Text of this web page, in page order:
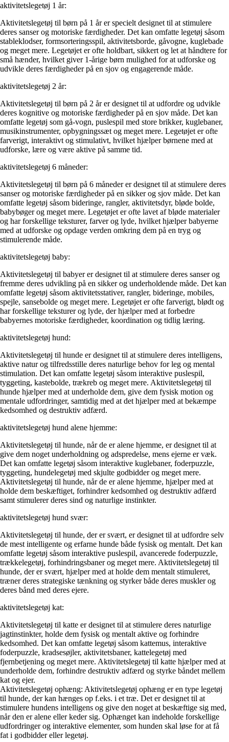
aktivitetslegetøj 1 år:
Aktivitetslegetøj til børn på 1 år er specielt designet til at stimulere
deres sanser og motoriske færdigheder. Det kan omfatte legetøj såsom
stableklodser, formsorteringsspil, aktivitetsborde, gåvogne, kuglebade
og meget mere. Legetøjet er ofte holdbart, sikkert og let at håndtere for
små hænder, hvilket giver 1-årige børn mulighed for at udforske og
udvikle deres færdigheder på en sjov og engagerende måde.
aktivitetslegetøj 2 år:
Aktivitetslegetøj til børn på 2 år er designet til at udfordre og udvikle
deres kognitive og motoriske færdigheder på en sjov måde. Det kan
omfatte legetøj som gå-vogn, puslespil med store brikker, kuglebaner,
musikinstrumenter, opbygningssæt og meget mere. Legetøjet er ofte
farverigt, interaktivt og stimulativt, hvilket hjælper børnene med at
udforske, lære og være aktive på samme tid.
aktivitetslegetøj 6 måneder:
Aktivitetslegetøj til børn på 6 måneder er designet til at stimulere deres
sanser og motoriske færdigheder på en sikker og sjov måde. Det kan
omfatte legetøj såsom bideringe, rangler, aktivitetsdyr, bløde bolde,
babybøger og meget mere. Legetøjet er ofte lavet af bløde materialer
og har forskellige teksturer, farver og lyde, hvilket hjælper babyerne
med at udforske og opdage verden omkring dem på en tryg og
stimulerende måde.
aktivitetslegetøj baby:
Aktivitetslegetøj til babyer er designet til at stimulere deres sanser og
fremme deres udvikling på en sikker og underholdende måde. Det kan
omfatte legetøj såsom aktivitetsstativer, rangler, bideringe, mobiles,
spejle, sansebolde og meget mere. Legetøjet er ofte farverigt, blødt og
har forskellige teksturer og lyde, der hjælper med at forbedre
babyernes motoriske færdigheder, koordination og tidlig læring.
aktivitetslegetøj hund:
Aktivitetslegetøj til hunde er designet til at stimulere deres intelligens,
aktive natur og tilfredsstille deres naturlige behov for leg og mental
stimulation. Det kan omfatte legetøj såsom interaktive puslespil,
tyggeting, kastebolde, trækreb og meget mere. Aktivitetslegetøj til
hunde hjælper med at underholde dem, give dem fysisk motion og
mentale udfordringer, samtidig med at det hjælper med at bekæmpe
kedsomhed og destruktiv adfærd.
aktivitetslegetøj hund alene hjemme:
Aktivitetslegetøj til hunde, når de er alene hjemme, er designet til at
give dem noget underholdning og adspredelse, mens ejerne er væk.
Det kan omfatte legetøj såsom interaktive kuglebaner, foderpuzzle,
tyggeting, hundelegetøj med skjulte godbidder og meget mere.
Aktivitetslegetøj til hunde, når de er alene hjemme, hjælper med at
holde dem beskæftiget, forhindrer kedsomhed og destruktiv adfærd
samt stimulerer deres sind og naturlige instinkter.
aktivitetslegetøj hund svær:
Aktivitetslegetøj til hunde, der er svært, er designet til at udfordre selv
de mest intelligente og erfarne hunde både fysisk og mentalt. Det kan
omfatte legetøj såsom interaktive puslespil, avancerede foderpuzzle,
trækkelegetøj, forhindringsbaner og meget mere. Aktivitetslegetøj til
hunde, der er svært, hjælper med at holde dem mentalt stimuleret,
træner deres strategiske tænkning og styrker både deres muskler og
deres bånd med deres ejere.
aktivitetslegetøj kat:
Aktivitetslegetøj til katte er designet til at stimulere deres naturlige
jagtinstinkter, holde dem fysisk og mentalt aktive og forhindre
kedsomhed. Det kan omfatte legetøj såsom kattemus, interaktive
foderpuzzle, kradsesøjler, aktivitetsbaner, kattelegetøj med
fjernbetjening og meget mere. Aktivitetslegetøj til katte hjælper med at
underholde dem, forhindre destruktiv adfærd og styrke båndet mellem
kat og ejer.
Aktivitetslegetøj ophæng: Aktivitetslegetøj ophæng er en type legetøj
til hunde, der kan hænges op f.eks. i et træ. Det er designet til at
stimulere hundens intelligens og give den noget at beskæftige sig med,
når den er alene eller keder sig. Ophænget kan indeholde forskellige
udfordringer og interaktive elementer, som hunden skal løse for at få
fat i godbidder eller legetøj.